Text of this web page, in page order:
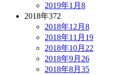
2019年1月 8
2018年372
2018年12月 8
2018年11月 19
2018年10月 22
2018年9月 26
2018年8月 35